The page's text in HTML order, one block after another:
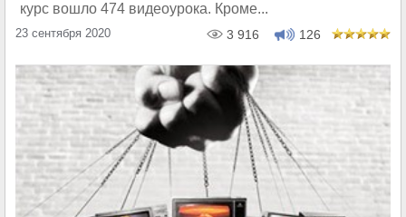
курс вошло 474 видеоурока. Кроме...
23 сентября 2020 3 916 126